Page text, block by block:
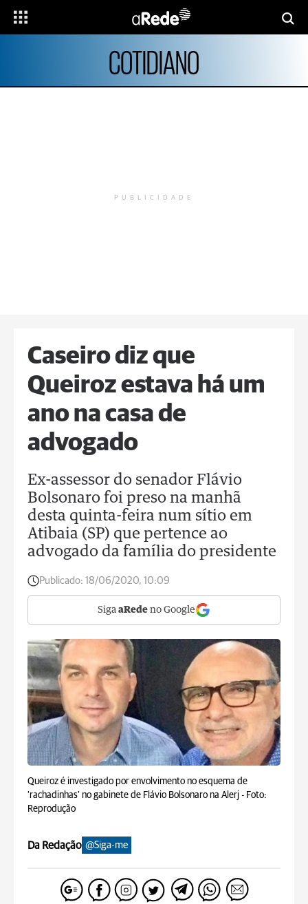
COTIDIANO
PUBLICIDADE
Caseiro diz que
Queiroz estava há um
ano na casa de
advogado
Ex-assessor do senador Flávio
Bolsonaro foi preso na manhã
desta quinta-feira num sítio em
Atibaia (SP) que pertence ao
advogado da família do presidente
Publicado: 18/06/2020, 10:09
Siga aRede no Google
Queiroz é investigado por envolvimento no esquema de
'rachadinhas' no gabinete de Flávio Bolsonaro na Alerj - Foto:
Reprodução
Da Redação @Siga-me